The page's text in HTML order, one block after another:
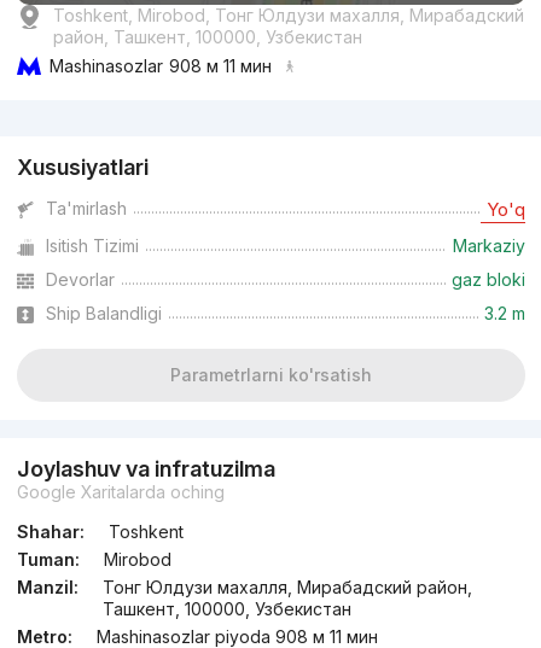
Toshkent, Mirobod, Тонг Юлдузи махалля, Мирабадский
район, Ташкент, 100000, Узбекистан
Mashinasozlar 908 м 11 мин
Xususiyatlari
Ta'mirlash Yo'q
Isitish Tizimi
Markaziy
Devorlar
gaz bloki
Ship Balandligi
3.2 m
Parametrlarni ko'rsatish
Joylashuv va infratuzilma
Google Xaritalarda oching
Shahar:
Toshkent
Tuman:
Mirobod
Manzil:
Тонг Юлдузи махалля, Мирабадский район,
Ташкент, 100000, Узбекистан
Metro:
Mashinasozlar piyoda 908 м 11 мин